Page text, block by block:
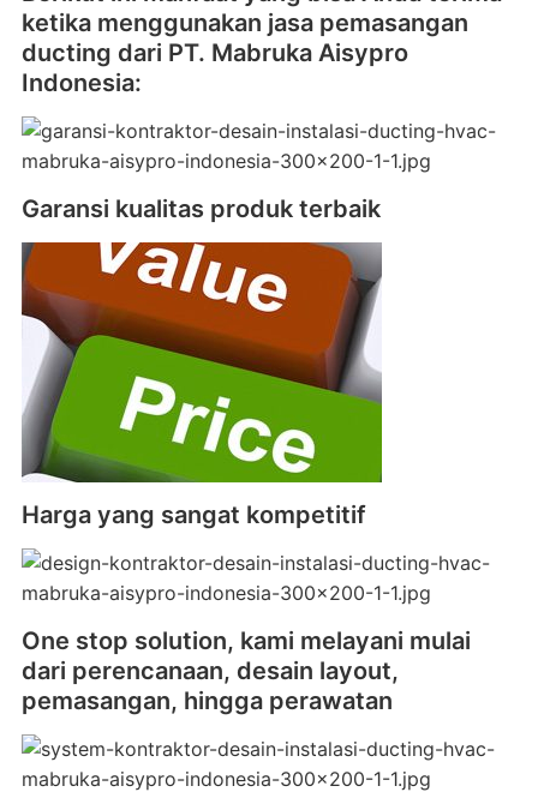
ketika menggunakan jasa pemasangan
ducting dari PT. Mabruka Aisypro
Indonesia:
Garansi kualitas produk terbaik
Harga yang sangat kompetitif
One stop solution, kami melayani mulai
dari perencanaan, desain layout,
pemasangan, hingga perawatan